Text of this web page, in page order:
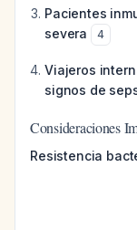
Pacientes
severa
4
Viajeros
signos de
Consideraciones
Resistencia